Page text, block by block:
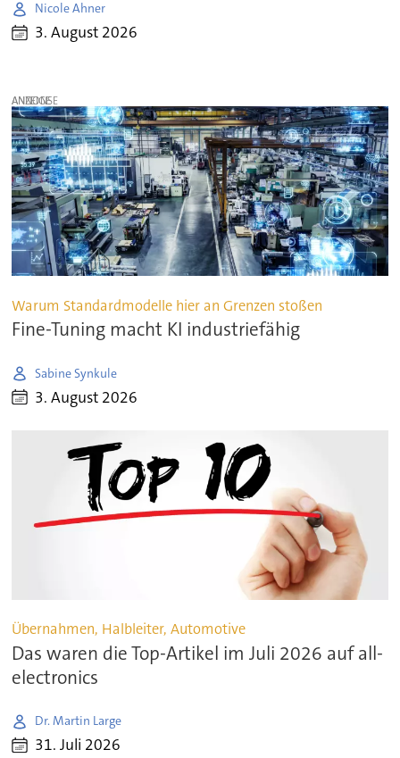
Nicole Ahner
3. August 2026
ANZEIGE
Warum Standardmodelle hier an Grenzen stoßen
Fine-Tuning macht KI industriefähig
Sabine Synkule
3. August 2026
Übernahmen, Halbleiter, Automotive
Das waren die Top-Artikel im Juli 2026 auf all-
electronics
Dr. Martin Large
31. Juli 2026